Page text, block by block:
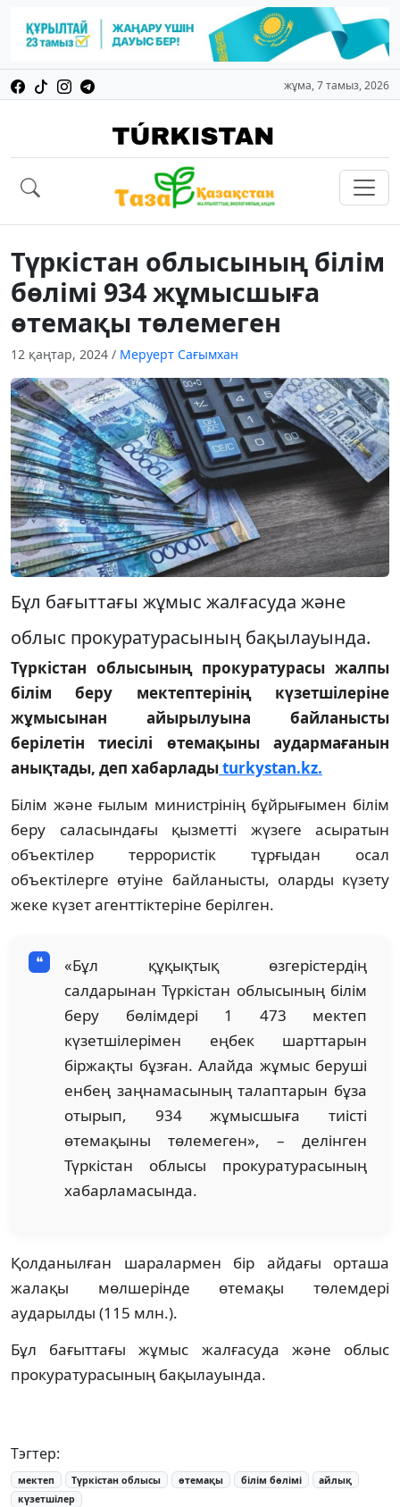
жұма, 7 тамыз, 2026
Түркістан облысының білім
бөлімі 934 жұмысшыға
өтемақы төлемеген
12 қаңтар, 2024 / Меруерт Сағымхан
Бұл бағыттағы жұмыс жалғасуда және
облыс прокуратурасының бақылауында.
Түркістан облысының прокуратурасы жалпы
білім беру мектептерінің күзетшілеріне
жұмысынан айырылуына байланысты
берілетін тиесілі өтемақыны аудармағанын
анықтады, деп хабарладыturkystan.kz.
Білім және ғылым министрінің бұйрығымен білім
беру саласындағы қызметті жүзеге асыратын
объектілер террористік тұрғыдан осал
объектілерге өтуіне байланысты, оларды күзету
жеке күзет агенттіктеріне берілген.
«Бұл құқықтық өзгерістердің
салдарынан Түркістан облысының білім
беру бөлімдері 1 473 мектеп
күзетшілерімен еңбек шарттарын
біржақты бұзған. Алайда жұмыс беруші
енбең заңнамасының талаптарын бұза
отырып, 934 жұмысшыға тиісті
өтемақыны төлемеген», – делінген
Түркістан облысы прокуратурасының
хабарламасында.
Қолданылған шаралармен бір айдағы орташа
жалақы мөлшерінде өтемақы төлемдері
аударылды (115 млн.).
Бұл бағыттағы жұмыс жалғасуда және облыс
прокуратурасының бақылауында.
Тэгтер:
мектеп Түркістан облысы өтемақы білім бөлімі
айлық
күзетшілер